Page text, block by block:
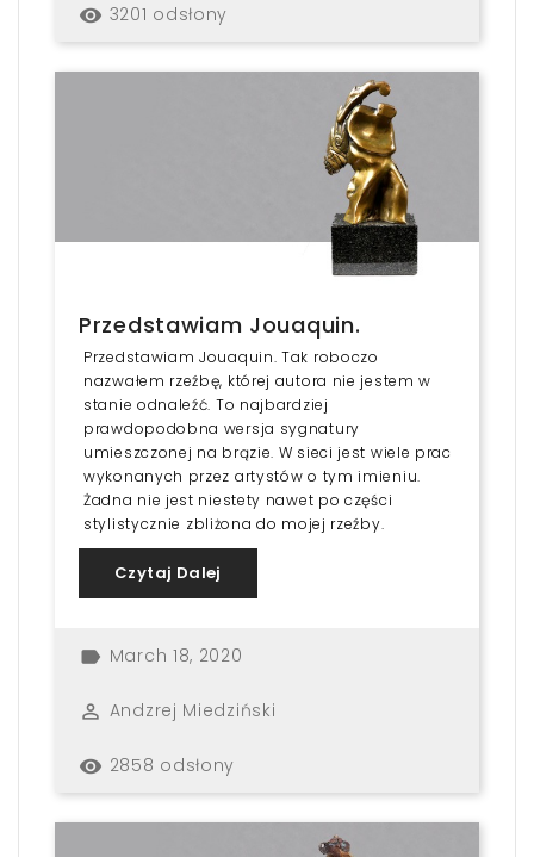
remove_red_eye 3201 odsłony
Przedstawiam Jouaquin.
Przedstawiam Jouaquin. Tak roboczo
nazwałem rzeźbę, której autora nie jestem w
stanie odnaleźć. To najbardziej
prawdopodobna wersja sygnatury
umieszczonej na brązie. W sieci jest wiele prac
wykonanych przez artystów o tym imieniu.
Żadna nie jest niestety nawet po części
stylistycznie zbliżona do mojej rzeźby.
Czytaj Dalej
label March 18, 2020
perm_identity Andzrej Miedziński
remove_red_eye 2858 odsłony